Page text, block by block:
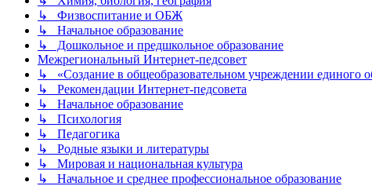
↳ Физвоспитание и ОБЖ
↳ Начальное образование
↳ Дошкольное и предшкольное образование
Межрегиональный Интернет-педсовет
↳ «Создание в общеобразовательном учреждении единого
↳ Рекомендации Интернет-педсовета
↳ Начальное образование
↳ Психология
↳ Педагогика
↳ Родные языки и литературы
↳ Мировая и национальная культура
↳ Начальное и среднее профессиональное образование